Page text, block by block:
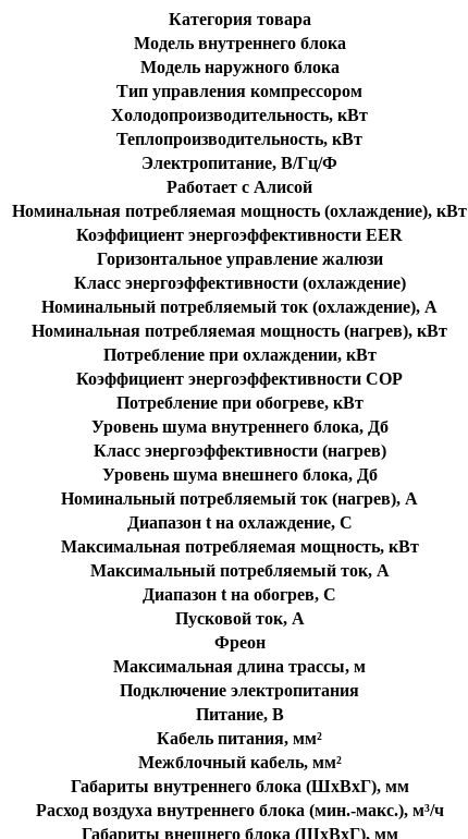
Категория товара
Модель внутреннего блока
Модель наружного блока
Тип управления компрессором
Холодопроизводительность, кВт
Теплопроизводительность, кВт
Электропитание, В/Гц/Ф
Работает с Алисой
Номинальная потребляемая мощность (охлаждение), кВт
Коэффициент энергоэффективности EER
Горизонтальное управление жалюзи
Класс энергоэффективности (охлаждение)
Номинальный потребляемый ток (охлаждение), А
Номинальная потребляемая мощность (нагрев), кВт
Потребление при охлаждении, кВт
Коэффициент энергоэффективности COP
Потребление при обогреве, кВт
Уровень шума внутреннего блока, Дб
Класс энергоэффективности (нагрев)
Уровень шума внешнего блока, Дб
Номинальный потребляемый ток (нагрев), А
Диапазон t на охлаждение, C
Максимальная потребляемая мощность, кВт
Максимальный потребляемый ток, А
Диапазон t на обогрев, C
Пусковой ток, А
Фреон
Максимальная длина трассы, м
Подключение электропитания
Питание, В
Кабель питания, мм²
Межблочный кабель, мм²
Габариты внутреннего блока (ШхВхГ), мм
Расход воздуха внутреннего блока (мин.-макс.), м³/ч
Габариты внешнего блока (ШхВхГ), мм